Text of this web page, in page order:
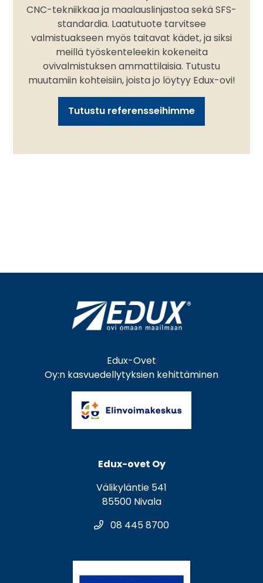
CNC-tekniikkaa ja maalauslinjastoa sekä SFS-
standardia. Laatutuote tarvitsee
valmistuakseen myös taitavat kädet, ja siksi
meillä työskenteleekin kokeneita
ovivalmistuksen ammattilaisia. Tutustu
muutamiin kohteisiin, joista jo löytyy Edux-ovi!
Tutustu referensseihimme
Edux-Ovet
Oy:n kasvuedellytyksien kehittäminen
Edux-ovet Oy
Välikyläntie 541
85500 Nivala
08 445 8700